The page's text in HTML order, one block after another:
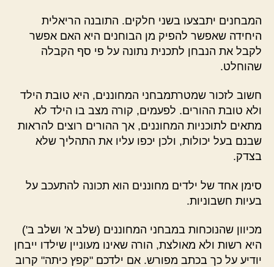
המבחנים יתבצעו בשני חלקים. התובנה הריאלית
היחידה שאפשר להפיק מן הבוחנים היא האם אפשר
לקבל את הנבחן לתכנית נתונה על פי סף הקבלה
שהוחלט.
חשוב לזכור שמטרתמבחני המחוננים, היא טובת הילד
ולא טובת ההורים. לפעמים, קורה מצב בו הילד לא
מתאים לתוכניות המחוננים, אך ההורים רוצים להראות
שבנם בעל יכולות, ולכן יכפו עליו את התהליך שלא
בצדק.
סימן אחד של ילדים מחוננים הוא תכונה להתעכב על
בעיות חשבוניות.
מכיוון שהנוכחות במבחני המחוננים (שלב א' ושלב ב')
היא רשות ולא מאולצת, הורה שאינו מעוניין שילדו ייבחן
יודיע על כך בכתב מפורש. אם ילדכם "קפץ כיתה" קרוב